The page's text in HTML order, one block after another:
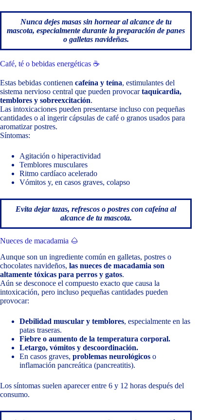
Nunca dejes masas sin hornear al alcance de tu
mascota, especialmente durante la preparación de panes
o galletas navideñas.
Café, té o bebidas energéticas ☕
Estas bebidas contienen cafeína y teína, estimulantes del
sistema nervioso central que pueden provocartaquicardia,
temblores y sobreexcitación.
Las intoxicaciones pueden presentarse incluso con pequeñas
cantidades o al ingerir cápsulas de café o granos usados para
aromatizar postres.
Síntomas:
Agitación o hiperactividad
Temblores musculares
Ritmo cardíaco acelerado
Vómitos y, en casos graves, colapso
Evita dejar tazas, refrescos o postres con cafeína al
alcance de tu mascota.
Nueces de macadamia 🌰
Aunque son un ingrediente común en galletas, postres o
chocolates navideños, las nueces de macadamia son
altamente tóxicas para perros y gatos.
Aún se desconoce el compuesto exacto que causa la
intoxicación, pero incluso pequeñas cantidades pueden
provocar:
Debilidad muscular y temblores, especialmente en las
patas traseras.
Fiebre o aumento de la temperatura corporal.
Letargo, vómitos y descoordinación.
En casos graves, problemas neurológicos o
inflamación pancreática (pancreatitis).
Los síntomas suelen aparecer entre 6 y 12 horas después del
consumo.